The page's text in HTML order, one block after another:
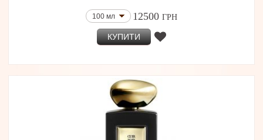
100 мл 12500 ГРН
КУПИТИ